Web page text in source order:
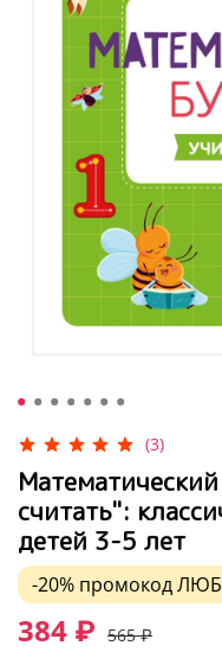
(3)
считать":
детей 3-5 лет
-20% промокод
384 ₽ 565 ₽